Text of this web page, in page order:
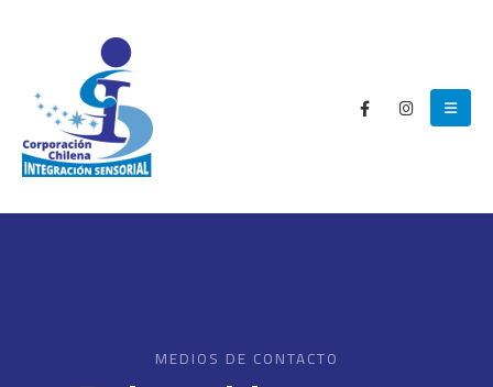
MEDIOS DE CONTACTO